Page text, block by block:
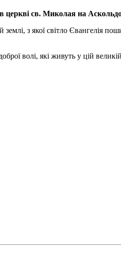
в церкві св. Миколая на
з якої світло Євангелія
волі, які живуть у цій